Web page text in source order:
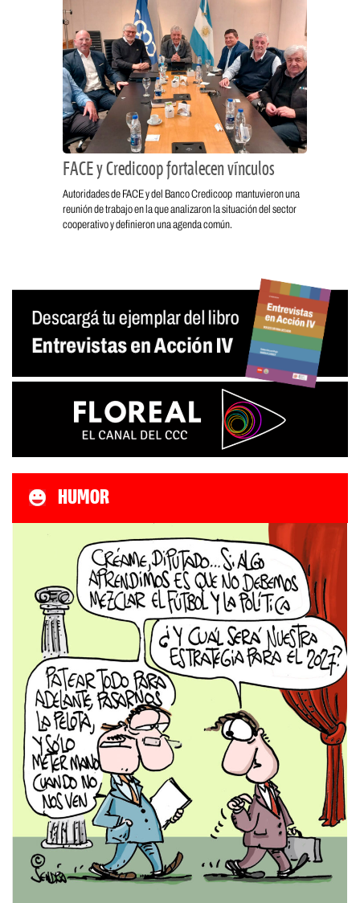
FACE y Credicoop fortalecen vínculos
Autoridades de FACE y del Banco Credicoop mantuvieron una
reunión de trabajo en la que analizaron la situación del sector
cooperativo y definieron una agenda común.
HUMOR